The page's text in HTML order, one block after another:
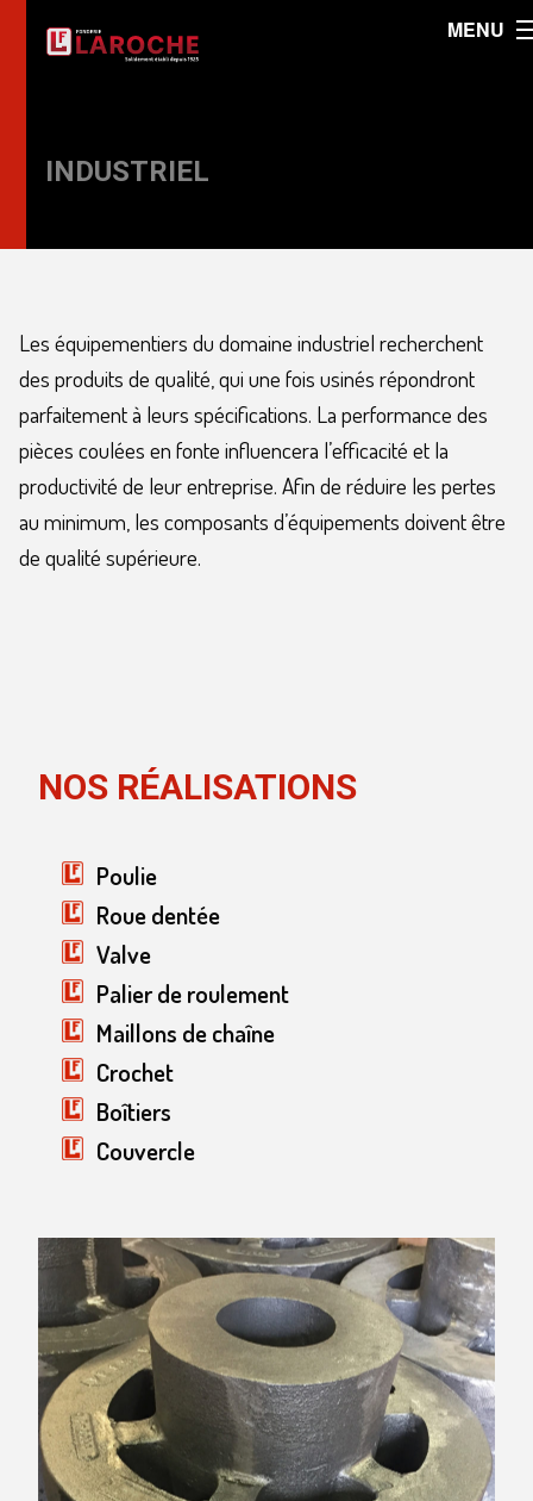
MENU
INDUSTRIEL
Les équipementiers du domaine industriel recherchent
des produits de qualité, qui une fois usinés répondront
parfaitement à leurs spécifications. La performance des
pièces coulées en fonte influencera l’efficacité et la
productivité de leur entreprise. Afin de réduire les pertes
au minimum, les composants d’équipements doivent être
de qualité supérieure.
NOS RÉALISATIONS
Poulie
Roue dentée
Valve
Palier de roulement
Maillons de chaîne
Crochet
Boîtiers
Couvercle